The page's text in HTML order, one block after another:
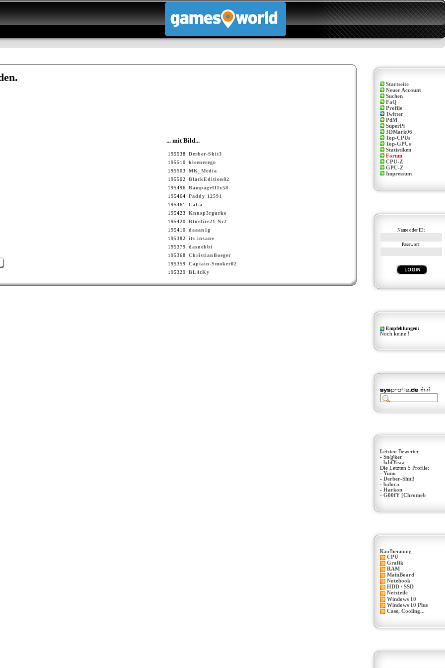
... mit Bild...
195538
Derber-Shit3
195510
kleenerego
195503
MK_Media
195502
BlackEdition82
195496
RampageIIIx58
195464
Paddy 12591
195461
LaLa
195423
Knusp3rgurke
195420
Bluefire21 Nr2
195410
daaan1g
195382
its insane
195379
dasnebbi
195368
ChristianBoeger
195359
Captain-Smoker02
195329
BL4cKy
Startseite
Neuer Account
Suchen
FaQ
Profile
Twitter
PdM
SuperPi
3DMark06
Top-CPUs
Top-GPUs
Statistiken
Forum
CPU-Z
GPU-Z
Impressum
Name oder ID:
Passwort:
Empfehlungen:
Noch keine !
Letzten Bewerter:
- Sn@ker
- lxbfYeaa
Die Letzten 5 Profile:
- Yuno
- Derber-Shit3
- baloca
- Harkon
- G00fY [Chromeb
Kaufberatung
CPU
Grafik
RAM
MainBoard
Notebook
HDD / SSD
Netzteile
Windows 10
Windows 10 Plus
Case, Cooling...